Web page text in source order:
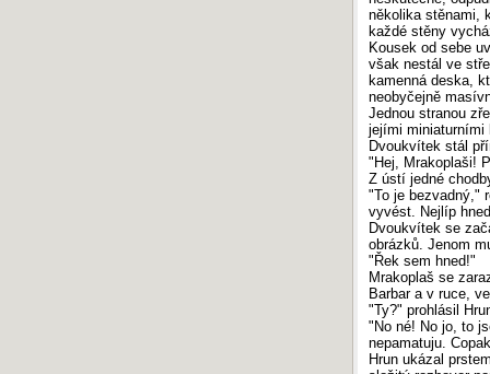
několika stěnami,
každé stěny
Kousek od sebe
však nestál ve
kamenná deska,
neobyčejně
Jednou stranou
jejími miniaturními
Dvoukvítek stál
"Hej, Mrakoplaši!
Z ústí jedné
"To je bezvadný,"
vyvést. Nejlíp
Dvoukvítek se
obrázků. Jenom
"Řek sem hned!"
Mrakoplaš se
Barbar a v ruce,
"Ty?" prohlásil
"No né! No jo, to
nepamatuju.
Hrun ukázal